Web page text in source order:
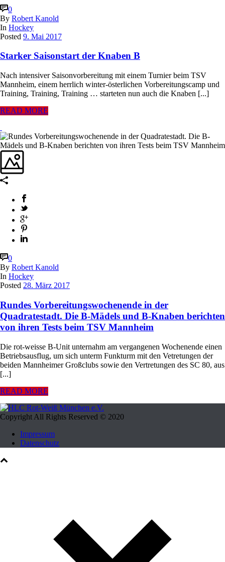
0
By Robert Kanold
In Hockey
Posted 9. Mai 2017
Starker Saisonstart der Knaben B
Nach intensiver Saisonvorbereitung mit einem Turnier beim TSV
Mannheim, einem herrlich winter-österlichen Vorbereitungscamp und
Training, Training, Training … starteten nun auch die Knaben [...]
READ MORE
0
By Robert Kanold
In Hockey
Posted 28. März 2017
Rundes Vorbereitungswochenende in der
Quadratestadt. Die B-Mädels und B-Knaben berichten
von ihren Tests beim TSV Mannheim
Die rot-weisse B-Unit unternahm am vergangenen Wochenende einen
Betriebsausflug, um sich unterm Funkturm mit den Vetretungen der
beiden Mannheimer Großclubs sowie den Vertretungen des SC 80, aus
[...]
READ MORE
Copyright All Rights Reserved © 2020
Impressum
Datenschutz